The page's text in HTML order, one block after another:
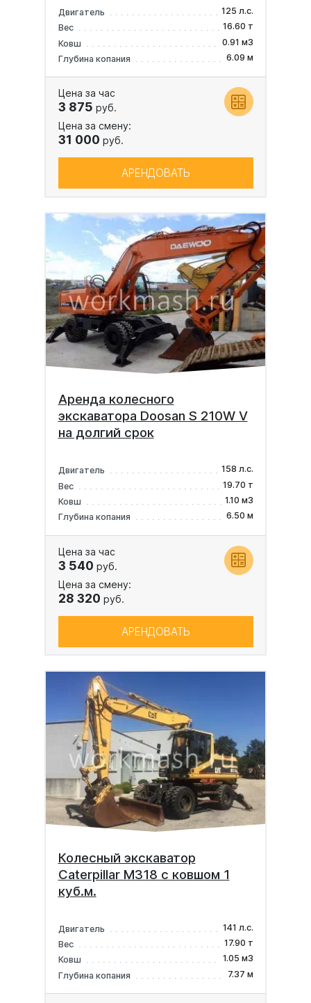
Двигатель
125 л.с.
Вес
16.60 т
Ковш
0.91 м3
Глубина копания
6.09 м
Цена за час
3 875 руб.
Цена за смену:
31 000 руб.
АРЕНДОВАТЬ
Аренда колесного
экскаватора Doosan S 210W V
на долгий срок
Двигатель
158 л.с.
Вес
19.70 т
Ковш
1.10 м3
Глубина копания
6.50 м
Цена за час
3 540 руб.
Цена за смену:
28 320 руб.
АРЕНДОВАТЬ
Колесный экскаватор
Caterpillar M318 с ковшом 1
куб.м.
Двигатель
141 л.с.
Вес
17.90 т
Ковш
1.05 м3
Глубина копания
7.37 м